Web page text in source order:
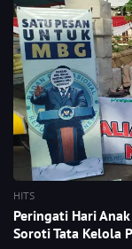
HITS
Peringati Hari
Soroti Tata Kelola